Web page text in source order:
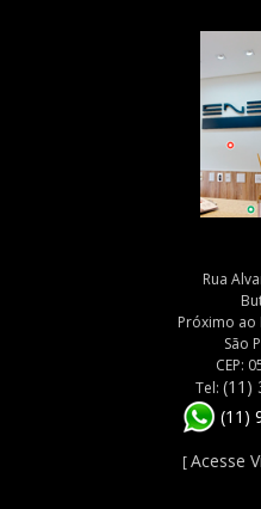
Rua
Próximo ao
São
CEP:
Tel: (11)
(11)
[Acesse